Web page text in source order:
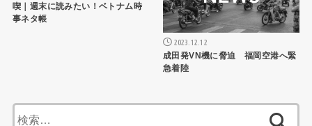
喫｜週末に読みたい！ベトナム時
事ネタ帳
2023.12.12
成田発VN機に脅迫 福岡空港へ緊
急着陸